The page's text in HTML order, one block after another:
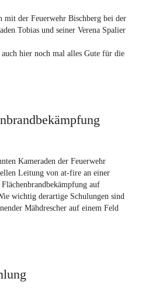
mit der Feuerwehr Bischberg bei der
Tobias und seiner Verena Spalier
hier noch mal alles Gute für die
Kameraden der Feuerwehr
Leitung von at-fire an einer
auf
wichtig derartige Schulungen sind
Mähdrescher auf einem Feld